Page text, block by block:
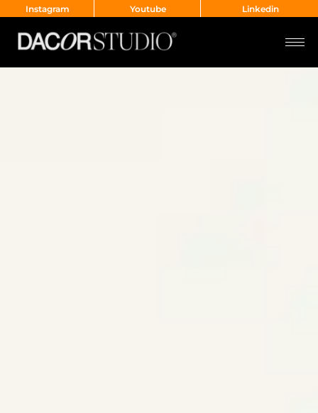
Instagram Youtube Linkedin